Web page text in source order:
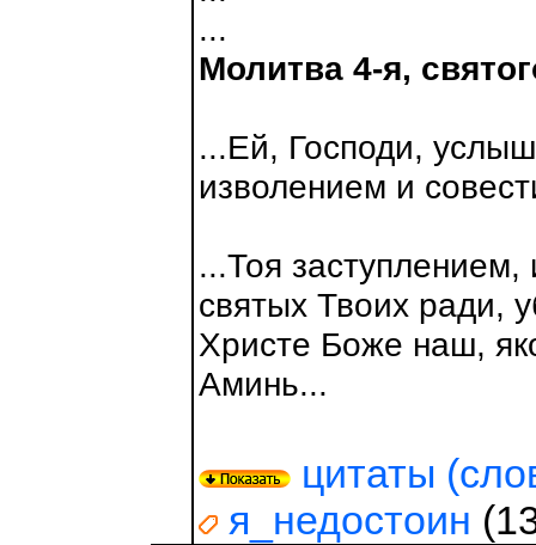
...
Молитва 4-я,
...Ей, Господи,
изволением и
...Тоя
святых Твоих ради,
Христе Боже наш,
Аминь...
цитаты
я_недостоин